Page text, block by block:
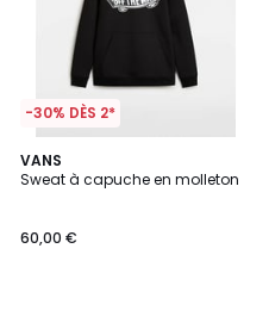
-30% DÈS 2*
VANS
Sweat à capuche en molleton
60,00 €